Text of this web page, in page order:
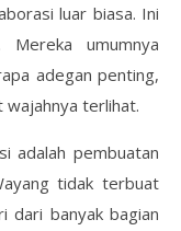
luar biasa. Ini
umumnya
adegan penting,
wajahnya terlihat.
adalah pembuatan
tidak terbuat
dari banyak bagian